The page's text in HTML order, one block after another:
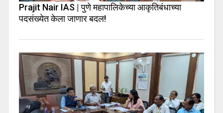
Prajit Nair IAS | पुणे महापालिकेच्या आकृतिबंधाच्या
पदसंख्येत केला जाणार बदल!